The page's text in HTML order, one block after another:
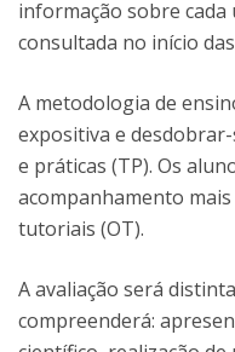
informação sobre cada
consultada no início
A metodologia de
expositiva e
e práticas (TP). Os
acompanhamento
tutoriais (OT).
A avaliação será
compreenderá: